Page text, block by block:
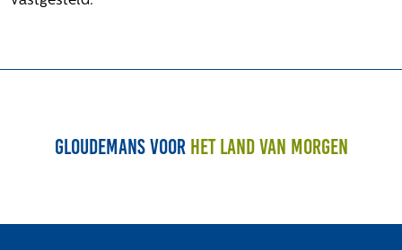
Gloudemans voor het land van morgen